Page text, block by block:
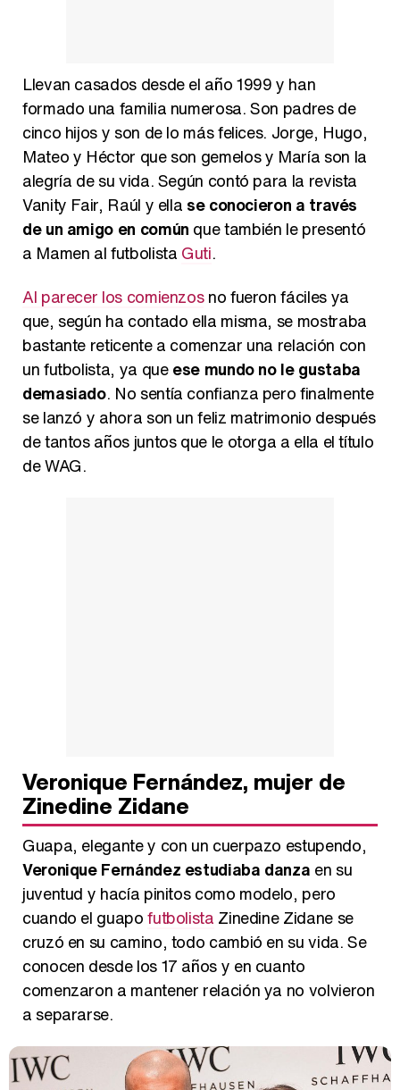
Llevan casados desde el año 1999 y han
formado una familia numerosa. Son padres de
cinco hijos y son de lo más felices. Jorge, Hugo,
Mateo y Héctor que son gemelos y María son la
alegría de su vida. Según contó para la revista
Vanity Fair, Raúl y ella se conocieron a través
de un amigo en común que también le presentó
a Mamen al futbolista Guti.
Al parecer los comienzosno fueron fáciles ya
que, según ha contado ella misma, se mostraba
bastante reticente a comenzar una relación con
un futbolista, ya queese mundo no le gustaba
demasiado. No sentía confianza pero finalmente
se lanzó y ahora son un feliz matrimonio después
de tantos años juntos que le otorga a ella el título
de WAG.
Veronique Fernández, mujer de
Zinedine Zidane
Guapa, elegante y con un cuerpazo estupendo,
Veronique Fernández estudiaba danza en su
juventud y hacía pinitos como modelo, pero
cuando el guapofutbolista Zinedine Zidane se
cruzó en su camino, todo cambió en su vida. Se
conocen desde los 17 años y en cuanto
comenzaron a mantener relación ya no volvieron
a separarse.